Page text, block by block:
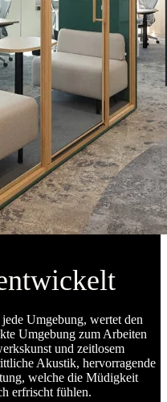
Umgebung, wertet den
Umgebung zum Arbeiten
und zeitlosem
Akustik, hervorragende
welche die Müdigkeit
erfrischt fühlen.